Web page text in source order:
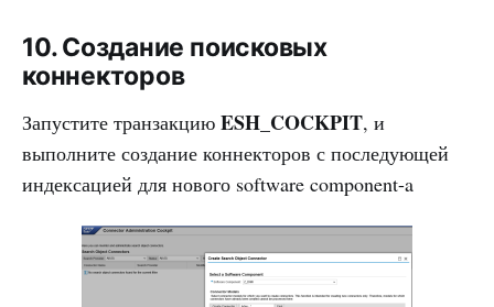
10. Создание поисковых
коннекторов
Запустите транзакцию ESH_COCKPIT, и
выполните создание коннекторов с последующей
индексацией для нового software component-a